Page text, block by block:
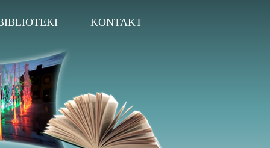
KONTAKT